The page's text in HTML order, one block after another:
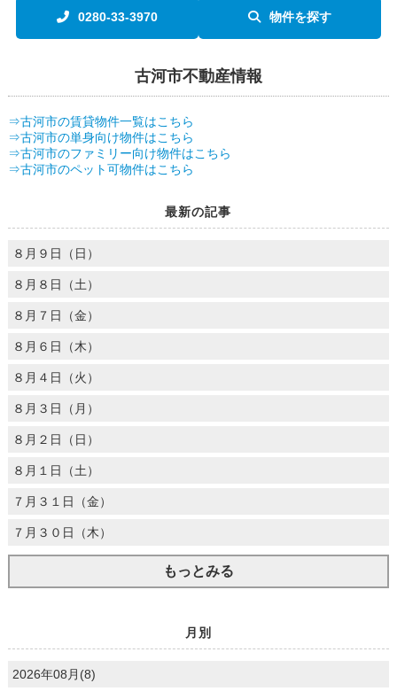
0280-33-3970 物件を探す
古河市不動産情報
⇒古河市の賃貸物件一覧はこちら
⇒古河市の単身向け物件はこちら
⇒古河市のファミリー向け物件はこちら
⇒古河市のペット可物件はこちら
最新の記事
８月９日（日）
８月８日（土）
８月７日（金）
８月６日（木）
８月４日（火）
８月３日（月）
８月２日（日）
８月１日（土）
７月３１日（金）
７月３０日（木）
もっとみる
月別
2026年08月(8)